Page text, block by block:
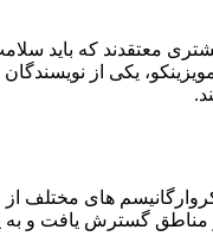
معتقدند که باید
مویزینکو، یکی از
های مختلف